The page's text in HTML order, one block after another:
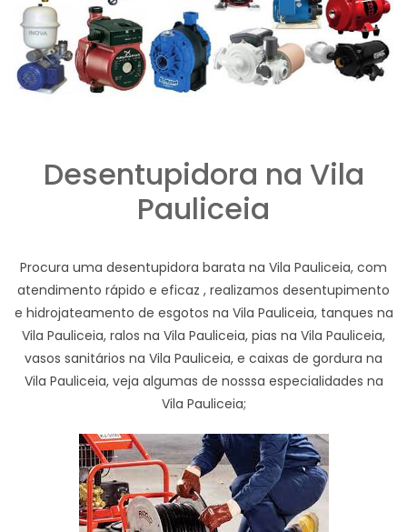
Desentupidora na Vila
Pauliceia
Procura uma desentupidora barata na Vila Pauliceia, com
atendimento rápido e eficaz , realizamos desentupimento
e hidrojateamento de esgotos na Vila Pauliceia, tanques na
Vila Pauliceia, ralos na Vila Pauliceia, pias na Vila Pauliceia,
vasos sanitários na Vila Pauliceia, e caixas de gordura na
Vila Pauliceia, veja algumas de nosssa especialidades na
Vila Pauliceia;